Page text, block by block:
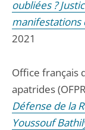
oubliées ?
manifestations
2021
Office français
apatrides
Défense de la
Youssouf